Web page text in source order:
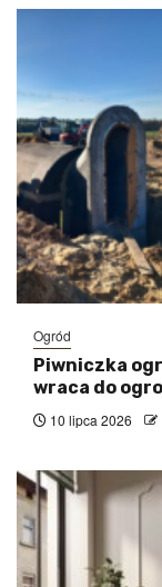
Ogród
Piwniczka
wraca do
10 lipca 2026